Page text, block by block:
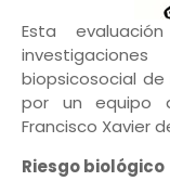
Esta
biopsicosocial
por un equipo
Francisco Xavier
Riesgo biológico